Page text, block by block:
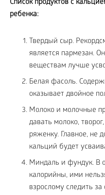
Список продуктов с
ребенка:
Твердый сыр.
является пармезан.
веществам лучше
Белая фасоль.
оказывает двойное
Молоко и молочные
давать молоко,
ряженку. Главное, не
кальций будет
Миндаль и фундук. В
калорийны, ими
взрослому следить